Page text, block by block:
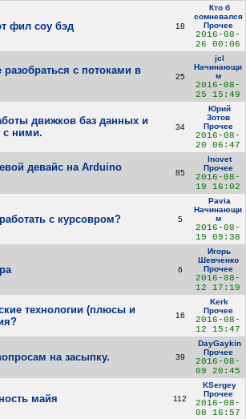
фил соу бэд 18
Кто б
сомневался
Прочее
2016-08-
26 00:06
разобраться с потоками в
25
jcl
Начинающи
м
2016-08-
25 15:49
движков баз данных и
с ними.
34
Юрий
Зотов
Прочее
2016-08-
20 06:47
девайс на Arduino
85
Inovet
Прочее
2016-08-
19 16:02
с курсовром? 5
Pavia
Начинающи
м
2016-08-
19 09:38
6
Игорь
Шевченко
Прочее
2016-08-
12 17:19
технологии (плюсы и
16
Kerk
Прочее
2016-08-
12 15:47
на засыпку. 39
DayGaykin
Прочее
2016-08-
09 20:45
майя 112
KSergey
Прочее
2016-08-
08 16:57